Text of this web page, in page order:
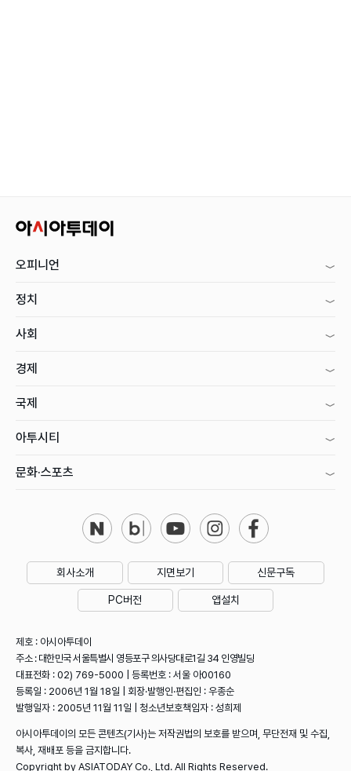
오피니언
정치
사회
경제
국제
아투시티
문화·스포츠
회사소개 지면보기 신문구독
PC버전 앱설치
제호 : 아시아투데이
주소 : 대한민국 서울특별시 영등포구 의사당대로1길 34 인영빌딩
대표전화 : 02) 769-5000 | 등록번호 : 서울 아00160
등록일 : 2006년 1월 18일 | 회장·발행인·편집인 : 우종순
발행일자 : 2005년 11월 11일 | 청소년보호책임자 : 성희제
아시아투데이의 모든 콘텐츠(기사)는 저작권법의 보호를 받으며, 무단전재 및 수집,
복사, 재배포 등을 금지합니다.
Copyright by ASIATODAY Co., Ltd. All Rights Reserved.